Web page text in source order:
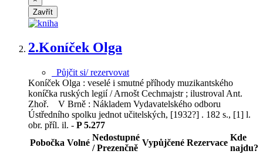
Zavřít
2.Koníček Olga
Půjčit si/ rezervovat
Koníček Olga : veselé i smutné příhody muzikantského
koníčka ruských legií / Arnošt Cechmajstr ; ilustroval Ant.
Zhoř. V Brně : Nákladem Vydavatelského odboru
Ústředního spolku jednot učitelských, [1932?] . 182 s., [1] l.
obr. příl. il. - P 5.277
Pobočka Volné
Nedostupné
/ Prezenčně
Vypůjčené Rezervace
Kde
najdu?